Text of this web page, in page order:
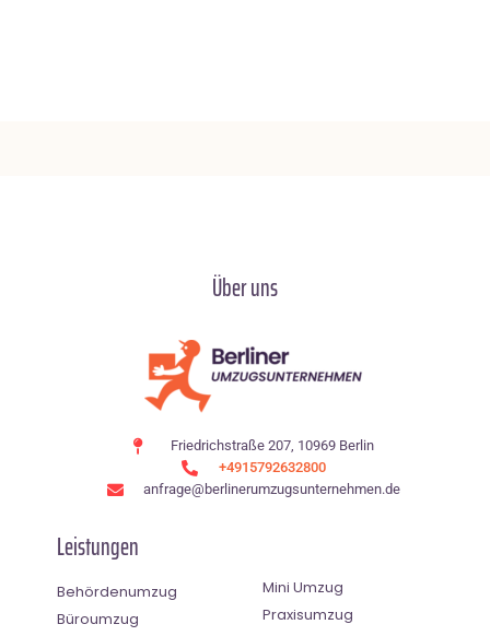
Über uns
Friedrichstraße 207, 10969 Berlin
+4915792632800
anfrage@berlinerumzugsunternehmen.de
Leistungen
Behördenumzug
Büroumzug
Mini Umzug
Praxisumzug